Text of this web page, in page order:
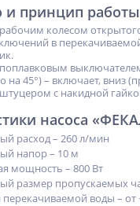
и принцип работы
колесом
в
на 45°) – включает, вниз
с накидной
насоса
расход – 260 л/мин
напор – 10 м
мощность – 800 Вт
размер пропускаемых
воды – от